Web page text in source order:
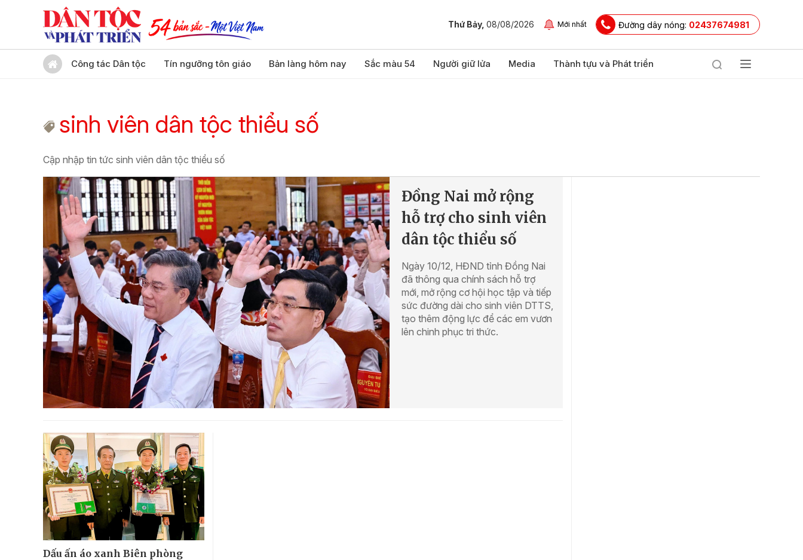
Thứ Bảy, 08/08/2026 Mới nhất Đường dây nóng: 02437674981
Công tác Dân tộc Tín ngưỡng tôn giáo Bản làng hôm nay Sắc màu 54 Người giữ lửa Media Thành tựu và Phát triển
sinh viên dân tộc thiểu số
Cập nhập tin tức sinh viên dân tộc thiểu số
Đồng Nai mở rộng
hỗ trợ cho sinh viên
dân tộc thiểu số
Ngày 10/12, HĐND tỉnh Đồng Nai
đã thông qua chính sách hỗ trợ
mới, mở rộng cơ hội học tập và tiếp
sức đường dài cho sinh viên DTTS,
tạo thêm động lực để các em vươn
lên chinh phục tri thức.
Dấu ấn áo xanh Biên phòng